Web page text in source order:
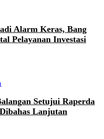
Alarm Keras, Bang
Pelayanan Investasi
Setujui Raperda
Lanjutan